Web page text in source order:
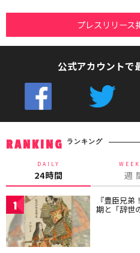
プレスリリース
公式アカウントで
RANKING ランキング
DAILY
24時間 週
1 『豊臣兄
期と「辞世